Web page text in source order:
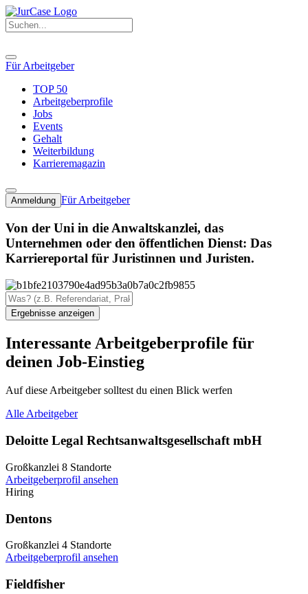
Für Arbeitgeber
TOP 50
Arbeitgeberprofile
Jobs
Events
Gehalt
Weiterbildung
Karrieremagazin
Anmeldung Für Arbeitgeber
Von der Uni in die Anwaltskanzlei, das
Unternehmen oder den öffentlichen Dienst: Das
Karriereportal für Juristinnen und Juristen.
Ergebnisse anzeigen
Interessante Arbeitgeberprofile für
deinen Job-Einstieg
Auf diese Arbeitgeber solltest du einen Blick werfen
Alle Arbeitgeber
Deloitte Legal Rechtsanwaltsgesellschaft mbH
Großkanzlei 8 Standorte
Arbeitgeberprofil ansehen
Hiring
Dentons
Großkanzlei 4 Standorte
Arbeitgeberprofil ansehen
Fieldfisher